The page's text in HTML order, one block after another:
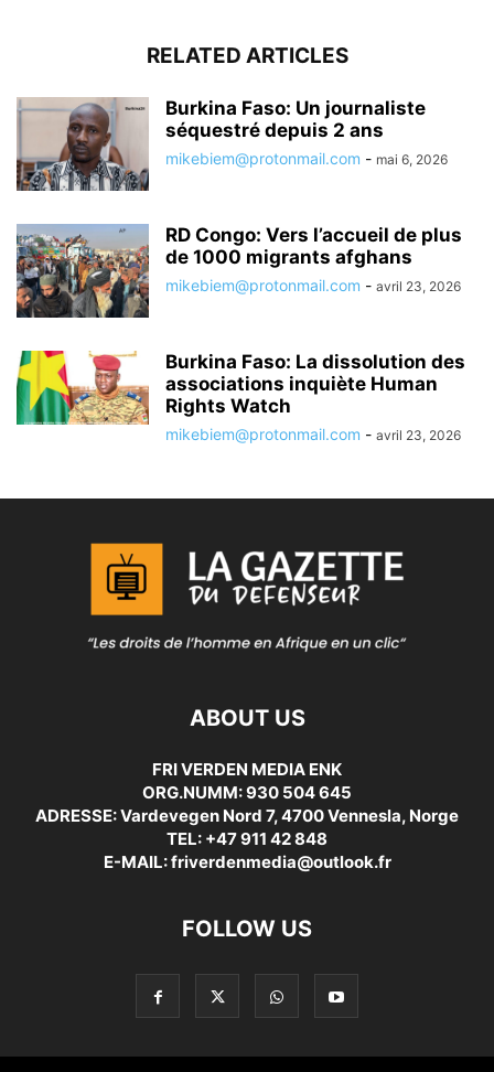
RELATED ARTICLES
Burkina Faso: Un journaliste
séquestré depuis 2 ans
mikebiem@protonmail.com - mai 6, 2026
RD Congo: Vers l’accueil de plus
de 1000 migrants afghans
mikebiem@protonmail.com - avril 23, 2026
Burkina Faso: La dissolution des
associations inquiète Human
Rights Watch
mikebiem@protonmail.com - avril 23, 2026
ABOUT US
FRI VERDEN MEDIA ENK
ORG.NUMM: 930 504 645
ADRESSE: Vardevegen Nord 7, 4700 Vennesla, Norge
TEL: +47 911 42 848
E-MAIL: friverdenmedia@outlook.fr
FOLLOW US